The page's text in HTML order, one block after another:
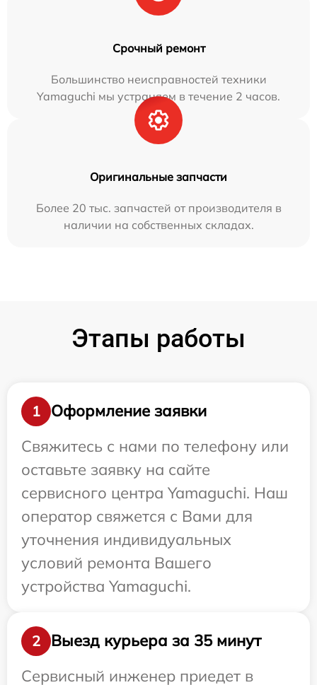
Срочный ремонт
Большинство неисправностей техники
Yamaguchi мы устраняем в течение 2 часов.
Оригинальные запчасти
Более 20 тыс. запчастей от производителя в
наличии на собственных складах.
Этапы работы
1
Оформление заявки
Свяжитесь с нами по телефону или
оставьте заявку на сайте
сервисного центра Yamaguchi. Наш
оператор свяжется с Вами для
уточнения индивидуальных
условий ремонта Вашего
устройства Yamaguchi.
2
Выезд курьера за 35 минут
Сервисный инженер приедет в